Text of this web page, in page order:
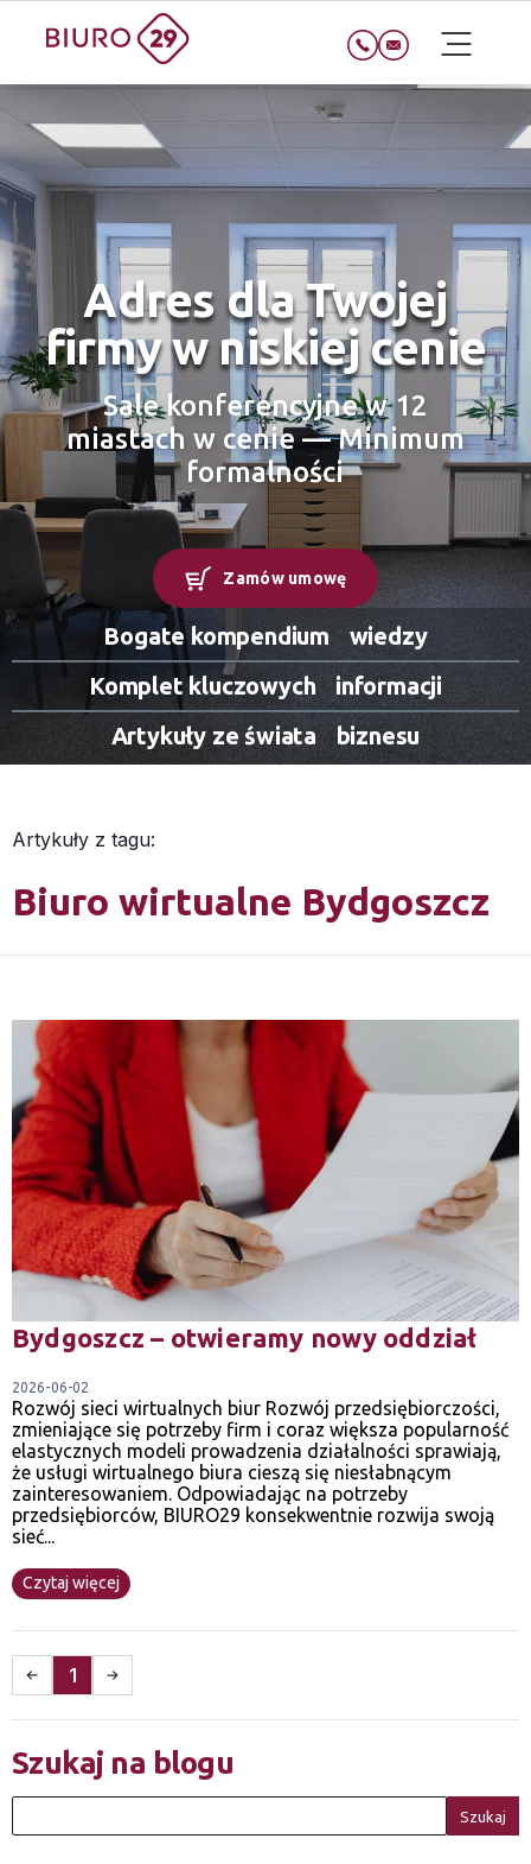
Adres dla Twojej
firmy w niskiej cenie
Sale konferencyjne w 12
miastach w cenie — Minimum
formalności
Bogate kompendium wiedzy
Komplet kluczowych informacji
Artykuły ze świata biznesu
Zamów umowę
Artykuły z tagu:
Biuro wirtualne Bydgoszcz
Bydgoszcz – otwieramy nowy oddział
2026-06-02
Rozwój sieci wirtualnych biur Rozwój przedsiębiorczości,
zmieniające się potrzeby firm i coraz większa popularność
elastycznych modeli prowadzenia działalności sprawiają,
że usługi wirtualnego biura cieszą się niesłabnącym
zainteresowaniem. Odpowiadając na potrzeby
przedsiębiorców, BIURO29 konsekwentnie rozwija swoją
sieć...
Czytaj więcej
1
Szukaj na blogu
Szukaj